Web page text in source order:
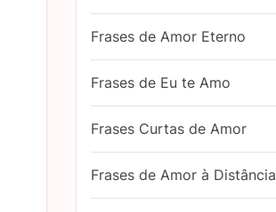
Frases de Amor Eterno
Frases de Eu te Amo
Frases Curtas de Amor
Frases de Amor à Distância